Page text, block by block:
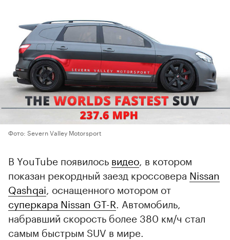
Фото: Severn Valley Motorsport
В YouTube появилось видео , в котором
показан рекордный заезд кроссовера Nissan
Qashqai , оснащенного мотором от
суперкара Nissan GT-R . Автомобиль,
набравший скорость более 380 км/ч стал
самым быстрым SUV в мире.